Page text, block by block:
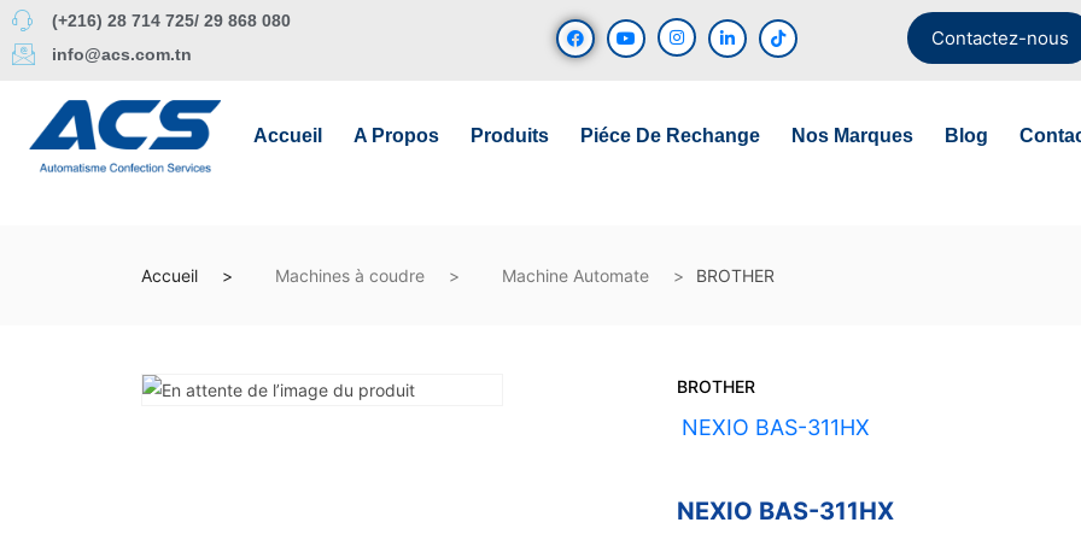
(+216) 28 714 725/ 29 868 080
info@acs.com.tn
Contactez-nous
Accueil A Propos Produits Piéce De Rechange Nos Marques Blog
Accueil Machines à coudre Machine Automate BROTHER
BROTHER
NEXIO BAS-311HX
NEXIO BAS-311HX